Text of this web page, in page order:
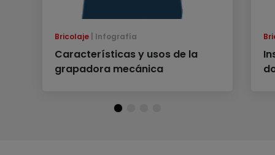
Bricolaje Infografía
Características y usos de la
grapadora mecánica